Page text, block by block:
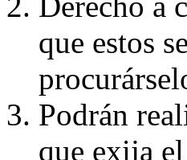
que estos
Podrán
que exija